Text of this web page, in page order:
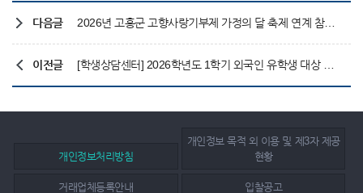
다음글 2026년 고흥군 고향사랑기부제 가정의 달 축제 연계 참여 확대 이벤트
이전글
개인정보처리방침
개인정보 목적 외 이용 및 제3자 제공
현황
거래업체등록안내 입찰공고